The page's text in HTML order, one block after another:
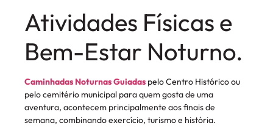
Atividades Físicas e
Bem-Estar Noturno.
Caminhadas Noturnas Guiadas pelo Centro Histórico ou
pelo cemitério municipal para quem gosta de uma
aventura, acontecem principalmente aos finais de
semana, combinando exercício, turismo e história.